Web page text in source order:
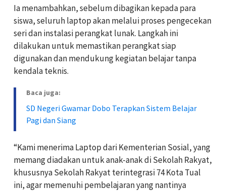
Ia menambahkan, sebelum dibagikan kepada para
siswa, seluruh laptop akan melalui proses pengecekan
seri dan instalasi perangkat lunak. Langkah ini
dilakukan untuk memastikan perangkat siap
digunakan dan mendukung kegiatan belajar tanpa
kendala teknis.
Baca juga:
SD Negeri Gwamar Dobo Terapkan Sistem Belajar
Pagi dan Siang
“Kami menerima Laptop dari Kementerian Sosial, yang
memang diadakan untuk anak-anak di Sekolah Rakyat,
khususnya Sekolah Rakyat terintegrasi 74 Kota Tual
ini, agar memenuhi pembelajaran yang nantinya